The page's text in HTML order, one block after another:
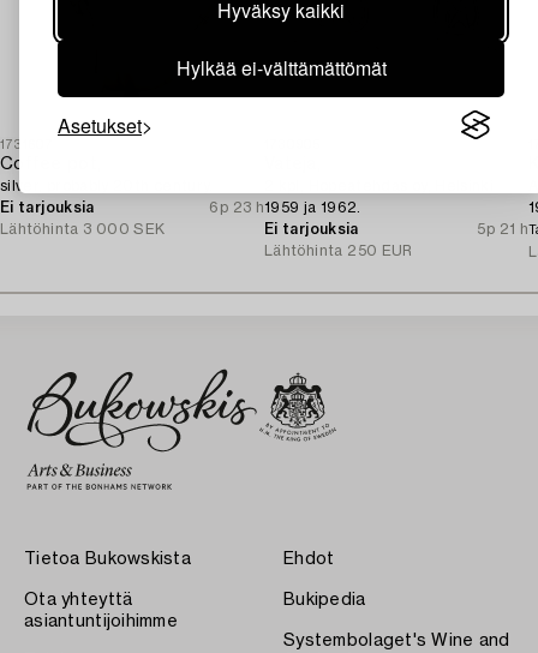
Hyväksy kaikki
Hylkää ei-välttämättömät
Asetukset
1731607
Coffee pot,
silver, probably 20th century.
Ei tarjouksia
6p 23 h
Lähtöhinta 3 000 SEK
1959 ja 1962.
Ei tarjouksia
5p 21 h
Lähtöhinta 250 EUR
Tietoa Bukowskista
Ota yhteyttä
asiantuntijoihimme
Ehdot
Bukipedia
Systembolaget's Wine and